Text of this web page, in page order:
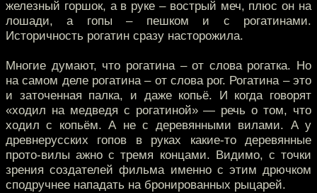
железный горшок, а в руке – вострый меч, плюс он на
лошади, а гопы – пешком и с рогатинами.
Историчность рогатин сразу насторожила.
Многие думают, что рогатина – от слова рогатка. Но
на самом деле рогатина – от слова рог. Рогатина – это
и заточенная палка, и даже копьё. И когда говорят
«ходил на медведя с рогатиной» — речь о том, что
ходил с копьём. А не с деревянными вилами. А у
древнерусских гопов в руках какие-то деревянные
прото-вилы ажно с тремя концами. Видимо, с точки
зрения создателей фильма именно с этим дрючком
сподручнее нападать на бронированных рыцарей.